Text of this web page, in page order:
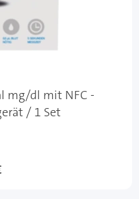
mg/dl mit NFC -
/ 1 Set